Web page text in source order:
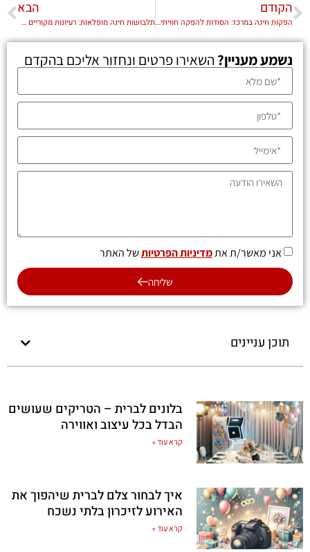
הקודם
הפקות חינה במרכז: הסודות להפקה חוויתית וייחודית
הבא
תלבושות חינה מופלאות: רעיונות מקוריים לעיצוב חינה בלתי נשכח
נשמע מעניין? השאירו פרטים ונחזור אליכם בהקדם
אני מאשר/ת אתמדיניות הפרטיותשל האתר
שליחה
תוכן עניינים
בלונים לברית – הטריקים שעושים
הבדל בכל עיצוב ואווירה
קרא עוד »
איך לבחור צלם לברית שיהפוך את
האירוע לזיכרון בלתי נשכח
קרא עוד »